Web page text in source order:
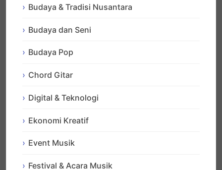
Budaya & Tradisi Nusantara
Budaya dan Seni
Budaya Pop
Chord Gitar
Digital & Teknologi
Ekonomi Kreatif
Event Musik
Festival & Acara Musik